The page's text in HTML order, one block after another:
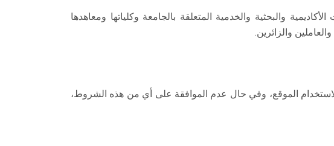
والبحثية والخدمية المتعلقة بالجامعة وكلياتها ومعاهدها
والزائرين.
الموقع، وفي حال عدم الموافقة على أي من هذه الشروط،